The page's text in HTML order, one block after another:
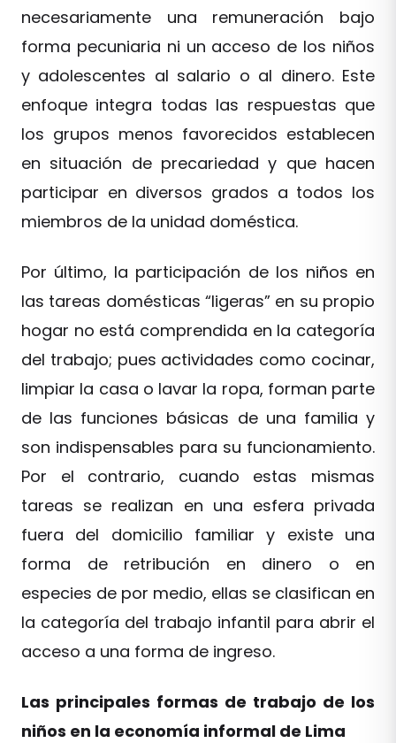
necesariamente una remuneración bajo
forma pecuniaria ni un acceso de los niños
y adolescentes al salario o al dinero. Este
enfoque integra todas las respuestas que
los grupos menos favorecidos establecen
en situación de precariedad y que hacen
participar en diversos grados a todos los
miembros de la unidad doméstica.
Por último, la participación de los niños en
las tareas domésticas “ligeras” en su propio
hogar no está comprendida en la categoría
del trabajo; pues actividades como cocinar,
limpiar la casa o lavar la ropa, forman parte
de las funciones básicas de una familia y
son indispensables para su funcionamiento.
Por el contrario, cuando estas mismas
tareas se realizan en una esfera privada
fuera del domicilio familiar y existe una
forma de retribución en dinero o en
especies de por medio, ellas se clasifican en
la categoría del trabajo infantil para abrir el
acceso a una forma de ingreso.
Las principales formas de trabajo de los
niños en la economía informal de Lima